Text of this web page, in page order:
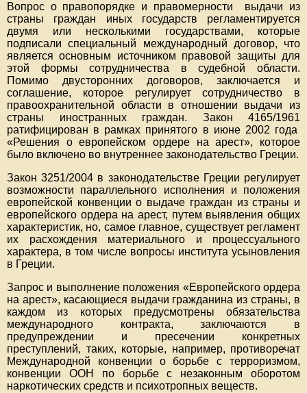
Вопрос о правопорядке и правомерности выдачи из
страны граждан иных государств регламентируется
двумя или несколькими государствами, которые
подписали специальный международный договор, что
является основным источником правовой защиты для
этой формы сотрудничества в судебной области.
Помимо двусторонних договоров, заключается и
соглашение, которое регулирует сотрудничество в
правоохранительной области в отношении выдачи из
страны иностранных граждан. Закон 4165/1961
ратифицирован в рамках принятого в июне 2002 года
«Решения о европейском ордере на арест», которое
было включено во внутреннее законодательство Греции.
Закон 3251/2004 в законодательстве Греции регулирует
возможности параллельного исполнения и положения
европейской конвенции о выдаче граждан из страны и
европейского ордера на арест, путем выявления общих
характеристик, но, самое главное, существует регламент
их расхождения материального и процессуального
характера, в том числе вопросы института усыновления
в Греции.
Запрос и выполнение положения «Европейского ордера
на арест», касающиеся выдачи гражданина из страны, в
каждом из которых предусмотрены обязательства
международного контракта, заключаются в
предупреждении и пресечении конкретных
преступлений, таких, которые, например, противоречат
Международной конвенции о борьбе с терроризмом,
конвенции ООН по борьбе с незаконным оборотом
наркотических средств и психотропных веществ.